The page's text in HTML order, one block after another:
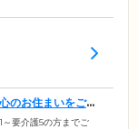
のお住まいをご提
～要介護5の方までご